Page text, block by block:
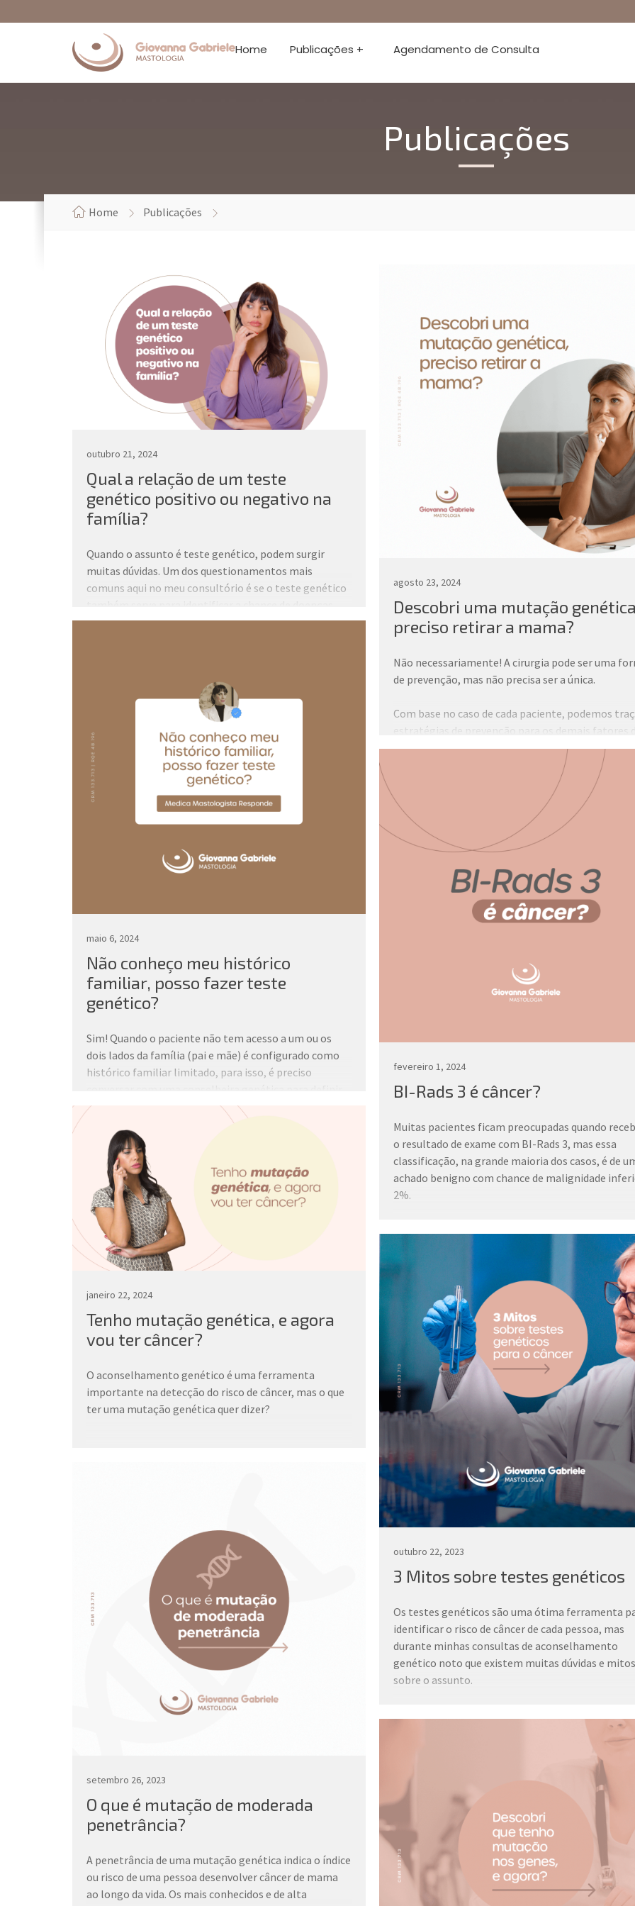
Home Publicações + Agendamento de Consulta
Publicações
Home Publicações
outubro 21, 2024
Qual a relação de um teste
genético positivo ou negativo na
família?
Quando o assunto é teste genético, podem surgir
muitas dúvidas. Um dos questionamentos mais
comuns aqui no meu consultório é se o teste genético
também serve para identificar a chance de doenças
hereditárias no núcleo familiar.
podem vir a se desenvolver, como o câncer de mama,
de pâncreas, de ovários, entre outras.
Por isso, o aconselhamento genético é uma
ferramenta valiosa para prevenção de doenças e para
uma vida com mais qualidade.
https://youtu.be/FZaLLxqPL5o
busque aconselhamento familiar.
agosto 23, 2024
Descobri uma mutação
preciso retirar a mama?
Não necessariamente! A cirurgia pode ser uma
de prevenção, mas não precisa ser a única.
Com base no caso de cada paciente, podemos
estratégias de prevenção para os demais fatores de
desenvolvimento do câncer de mama em
com os exames de rastreamento, como a
Mas cada paciente é único e o planejamento
preventivo vai depender da idade, tipo de mutação,
entre outros. Converse com a médica mastologista
para juntos traçarmos a melhor estratégia para o
maio 6, 2024
Não conheço meu histórico
familiar, posso fazer teste
genético?
Sim! Quando o paciente não tem acesso a um ou os
dois lados da família (pai e mãe) é configurado como
histórico familiar limitado, para isso, é preciso
conversar com uma conselheira genética para definir
as melhores estratégias e saber as orientações.
Mas de toda forma, saber o histórico familiar auxilia
na interpretação dos resultados e na recomendação
dos testes para avaliação do risco de câncer
hereditário, por isso, toda e qualquer informação que
for coletada será essencial.
Tem dúvidas sobre o aconselhamento genético?
Marque uma consulta
comigo!
fevereiro 1, 2024
BI-Rads 3 é câncer?
Muitas pacientes ficam preocupadas quando
o resultado de exame com BI-Rads 3, mas essa
classificação, na grande maioria dos casos, é de
achado benigno com chance de malignidade
2%.
intervalos semestrais para acompanhamento do
desenvolvimento da lesão. Quando existe
lesão, como diminuição ou aumento do tamanho,
feita uma reclassificação do BI-Rads. Por
nos casos em que o nódulo aumenta, é alterado
BI-Rads 4 confirmando que é necessário proceder
uma biópsia .
Por isso, em caso de BI-Rads 3 ou qualquer
mamária é indispensável o acompanhamento da
mastologista que irá levar em consideração
fatores da individualidade da paciente, podendo
nesses casos ser solicitado a biópsia ou um
acompanhamento em menos ou mais tempo.
janeiro 22, 2024
Tenho mutação genética, e agora
vou ter câncer?
O aconselhamento genético é uma ferramenta
importante na detecção do risco de câncer, mas o que
ter uma mutação genética quer dizer?
outubro 22, 2023
3 Mitos sobre testes genéticos
Os testes genéticos são uma ótima ferramenta
identificar o risco de câncer de cada pessoa, mas
durante minhas consultas de aconselhamento
genético noto que existem muitas dúvidas e mitos
sobre o assunto.
1- Só quem precisa fazer testes genéticos são
com histórico de câncer na família.
Apesar do histórico familiar ser um fator de risco
importante, qualquer pessoa pode considerar
teste genético para saber seus riscos pessoais.
2- Testes genéticos positivos são indicativos de
certo desenvolver câncer
setembro 26, 2023
O que é mutação de moderada
penetrância?
A penetrância de uma mutação genética indica o índice
ou risco de uma pessoa desenvolver câncer de mama
ao longo da vida. Os mais conhecidos e de alta